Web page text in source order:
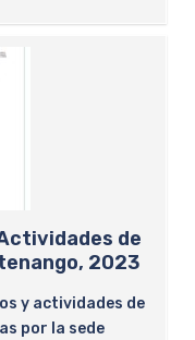
de
2023
y actividades de
por la sede